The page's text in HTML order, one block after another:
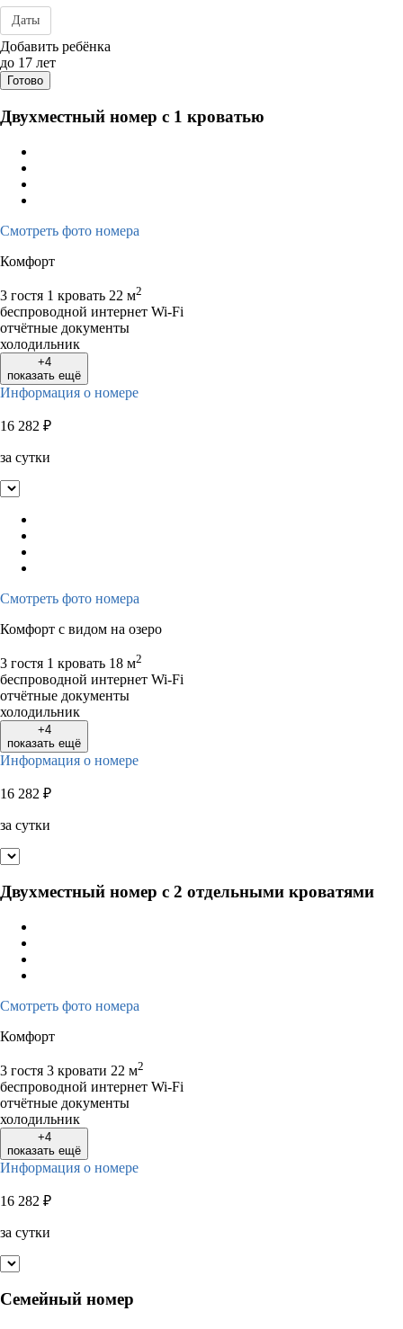
Даты
Дата заезда - отъезда
Добавить ребёнка
до 17 лет
Готово
Двухместный номер с 1 кроватью
Смотреть фото номера
Комфорт
3 гостя 1 кровать 22 м2
беспроводной интернет Wi-Fi
отчётные документы
холодильник
+4
показать ещё
Информация о номере
16 282 ₽
за сутки
Смотреть фото номера
Комфорт с видом на озеро
3 гостя 1 кровать 18 м2
беспроводной интернет Wi-Fi
отчётные документы
холодильник
+4
показать ещё
Информация о номере
16 282 ₽
за сутки
Двухместный номер с 2 отдельными кроватями
Смотреть фото номера
Комфорт
3 гостя 3 кровати 22 м2
беспроводной интернет Wi-Fi
отчётные документы
холодильник
+4
показать ещё
Информация о номере
16 282 ₽
за сутки
Семейный номер